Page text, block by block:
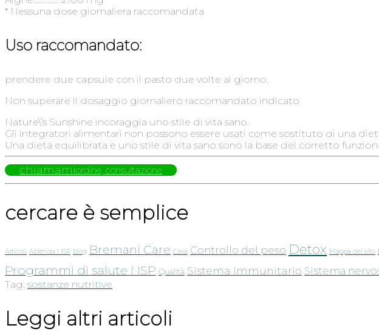
* Nessuna dose giornaliera raccomandata
Uso raccomandato:
prendere due capsule con il pasto due volte al giorno.
Non superare il dosaggio giornaliero raccomandato indicato
Nature\’s Sunshine incoraggia uno stile di vita sano.
Gli integratori alimentari non possono essere usati come sostituto di una
Una dieta equilibrata e uno stile di vita sano sono la base del corretto
chiamamiordine, consultazione
cercare è semplice
Articoli Azienda NSP blog Bremani Care Casa Controllo del peso Detox Mappa del sito
Programmi di salute NSP Qualità Sistema immunitario Sistema
Tag: sostanze nutritive
Leggi altri articoli